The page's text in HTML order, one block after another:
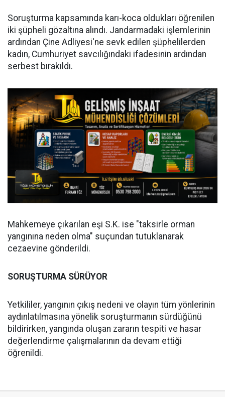
Soruşturma kapsamında karı-koca oldukları öğrenilen
iki şüpheli gözaltına alındı. Jandarmadaki işlemlerinin
ardından Çine Adliyesi'ne sevk edilen şüphelilerden
kadın, Cumhuriyet savcılığındaki ifadesinin ardından
serbest bırakıldı.
Mahkemeye çıkarılan eşi S.K. ise "taksirle orman
yangınına neden olma" suçundan tutuklanarak
cezaevine gönderildi.
SORUŞTURMA SÜRÜYOR
Yetkililer, yangının çıkış nedeni ve olayın tüm yönlerinin
aydınlatılmasına yönelik soruşturmanın sürdüğünü
bildirirken, yangında oluşan zararın tespiti ve hasar
değerlendirme çalışmalarının da devam ettiği
öğrenildi.